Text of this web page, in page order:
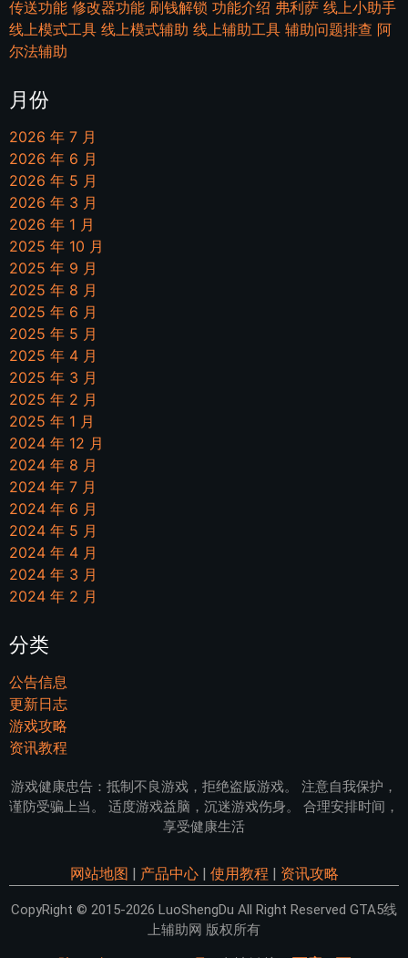
传送功能 修改器功能 刷钱解锁 功能介绍 弗利萨 线上小助手
线上模式工具 线上模式辅助 线上辅助工具 辅助问题排查 阿
尔法辅助
月份
2026 年 7 月
2026 年 6 月
2026 年 5 月
2026 年 3 月
2026 年 1 月
2025 年 10 月
2025 年 9 月
2025 年 8 月
2025 年 6 月
2025 年 5 月
2025 年 4 月
2025 年 3 月
2025 年 2 月
2025 年 1 月
2024 年 12 月
2024 年 8 月
2024 年 7 月
2024 年 6 月
2024 年 5 月
2024 年 4 月
2024 年 3 月
2024 年 2 月
分类
公告信息
更新日志
游戏攻略
资讯教程
游戏健康忠告：抵制不良游戏，拒绝盗版游戏。 注意自我保护，
谨防受骗上当。 适度游戏益脑，沉迷游戏伤身。 合理安排时间，
享受健康生活
网站地图 产品中心| 使用教程 资讯攻略
CopyRight © 2015-2026 LuoShengDu All Right Reserved GTA5线
上辅助网 版权所有